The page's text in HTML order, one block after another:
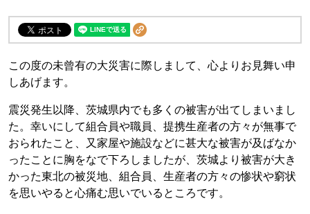
この度の未曾有の大災害に際しまして、心よりお見舞い申
しあげます。
震災発生以降、茨城県内でも多くの被害が出てしまいまし
た。幸いにして組合員や職員、提携生産者の方々が無事で
おられたこと、又家屋や施設などに甚大な被害が及ばなか
ったことに胸をなで下ろしましたが、茨城より被害が大き
かった東北の被災地、組合員、生産者の方々の惨状や窮状
を思いやると心痛む思いでいるところです。